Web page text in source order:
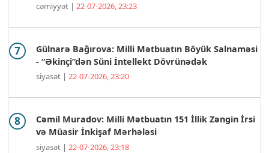
cəmiyyət | 22-07-2026, 23:23
Gülnarə Bağırova: Milli Mətbuatın Böyük Salnaməsi
- “Əkinçi”dən Süni İntellekt Dövrünədək
siyasət | 22-07-2026, 23:20
Cəmil Muradov: Milli Mətbuatın 151 İllik Zəngin İrsi
və Müasir İnkişaf Mərhələsi
siyasət | 22-07-2026, 23:18